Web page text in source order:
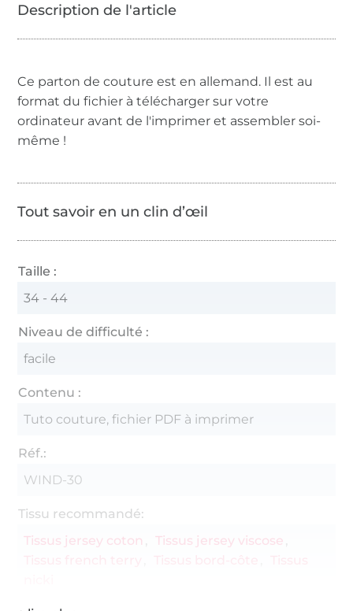
Ce parton de couture est en allemand. Il est au
format du fichier à télécharger sur votre
ordinateur avant de l'imprimer et assembler soi-
même !
Tout savoir en un clin d’œil
Taille :
34 - 44
Niveau de difficulté :
facile
Contenu :
Tuto couture, fichier PDF à imprimer
Réf.:
WIND-30
Tissu recommandé:
Tissus jersey coton
Tissus jersey viscose